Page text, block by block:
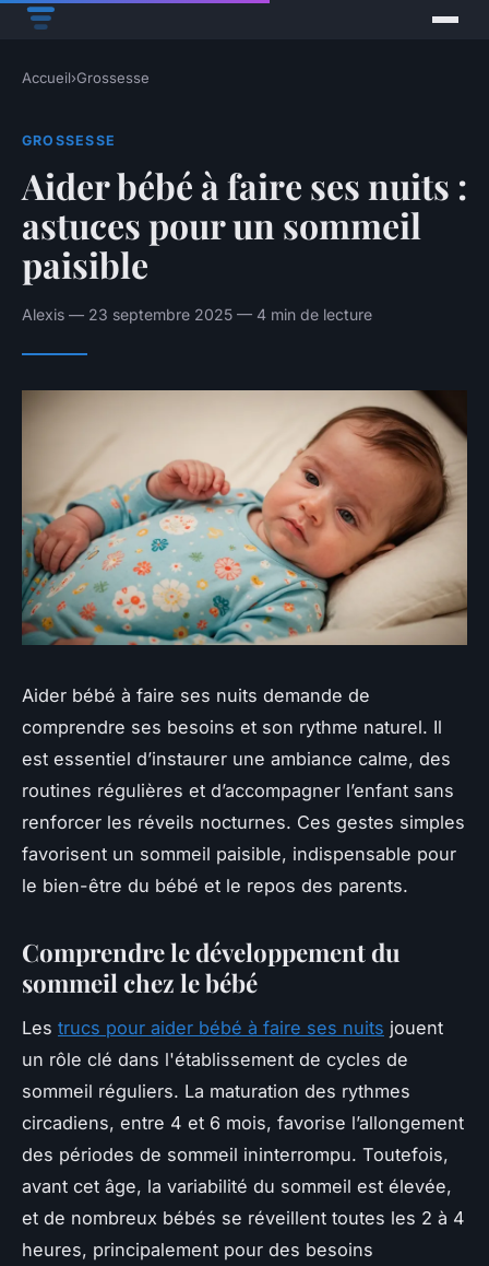
Accueil›Grossesse
GROSSESSE
Aider bébé à faire ses nuits :
astuces pour un sommeil
paisible
Alexis — 23 septembre 2025 — 4 min de lecture
Aider bébé à faire ses nuits demande de
comprendre ses besoins et son rythme naturel. Il
est essentiel d’instaurer une ambiance calme, des
routines régulières et d’accompagner l’enfant sans
renforcer les réveils nocturnes. Ces gestes simples
favorisent un sommeil paisible, indispensable pour
le bien-être du bébé et le repos des parents.
Comprendre le développement du
sommeil chez le bébé
Les trucs pour aider bébé à faire ses nuits jouent
un rôle clé dans l'établissement de cycles de
sommeil réguliers. La maturation des rythmes
circadiens, entre 4 et 6 mois, favorise l’allongement
des périodes de sommeil ininterrompu. Toutefois,
avant cet âge, la variabilité du sommeil est élevée,
et de nombreux bébés se réveillent toutes les 2 à 4
heures, principalement pour des besoins